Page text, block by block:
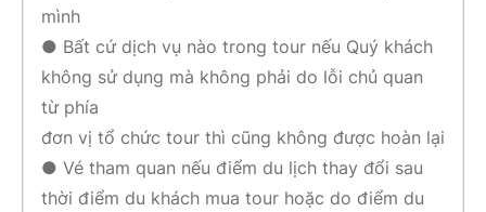
mình
● Bất cứ dịch vụ nào trong tour nếu Quý khách
không sử dụng mà không phải do lỗi chủ quan
từ phía
đơn vị tổ chức tour thì cũng không được hoàn lại
● Vé tham quan nếu điểm du lịch thay đổi sau
thời điểm du khách mua tour hoặc do điểm du